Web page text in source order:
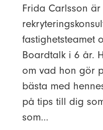
Frida Carlsson
fastighetsteamet
Boardtalk i 6 år.
om vad hon gör
bästa med
på tips till dig
som...